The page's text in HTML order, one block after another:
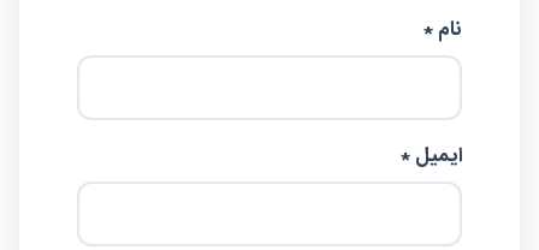
نام *
ایمیل *